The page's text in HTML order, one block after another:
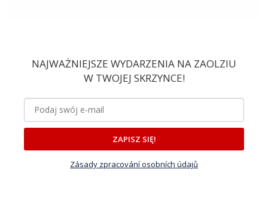
NAJWAŻNIEJSZE WYDARZENIA NA ZAOLZIU
W TWOJEJ SKRZYNCE!
ZAPISZ SIĘ!
Zásady zpracování osobních údajů